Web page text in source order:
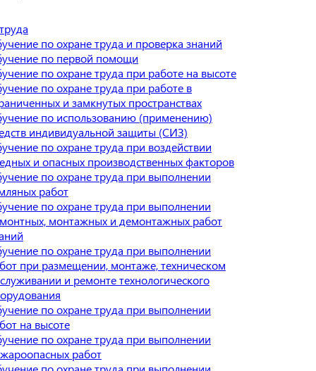
по охране труда и проверка знаний
по первой помощи
по охране труда при работе на высоте
по охране труда при работе в
и замкнутых пространствах
по использованию (применению)
индивидуальной защиты (СИЗ)
по охране труда при воздействии
и опасных производственных факторов
по охране труда при выполнении
работ
по охране труда при выполнении
монтажных и демонтажных работ
по охране труда при выполнении
при размещении, монтаже, техническом
и ремонте технологического
по охране труда при выполнении
на высоте
по охране труда при выполнении
работ